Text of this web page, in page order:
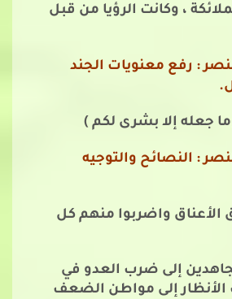
، وكانت الرؤيا من قبل
: رفع معنويات الجند
جعله إلا بشرى لكم )
: النصائح والتوجيه
الأعناق واضربوا منهم كل
إلى ضرب العدو في
الأنظار إلى مواطن الضعف